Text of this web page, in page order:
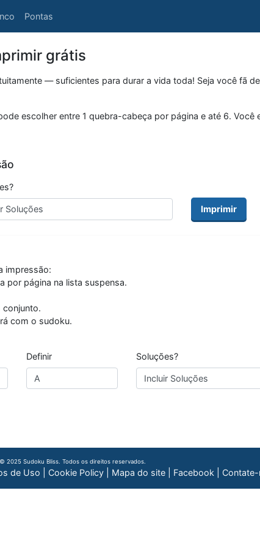
Pontas
grátis
— suficientes para durar a vida toda! Seja você fã
escolher entre 1 quebra-cabeça por página e até 6. Você
Imprimir
impressão:
por página na lista suspensa.
conjunto.
com o sudoku.
Definir Soluções?
© 2025 Sudoku Bliss. Todos os direitos reservados.
de Uso Cookie Policy| Mapa do site| Facebook